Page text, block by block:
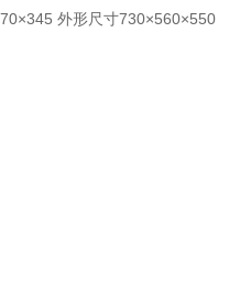
外形尺寸730×560×550